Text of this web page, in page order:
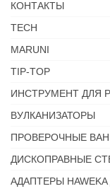
КОНТАКТЫ
TECH
MARUNI
TIP-TOP
ИНСТРУМЕНТ ДЛЯ
ВУЛКАНИЗАТОРЫ
ПРОВЕРОЧНЫЕ
ДИСКОПРАВНЫЕ
АДАПТЕРЫ